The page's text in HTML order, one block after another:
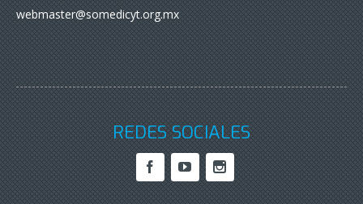
webmaster@somedicyt.org.mx
REDES SOCIALES